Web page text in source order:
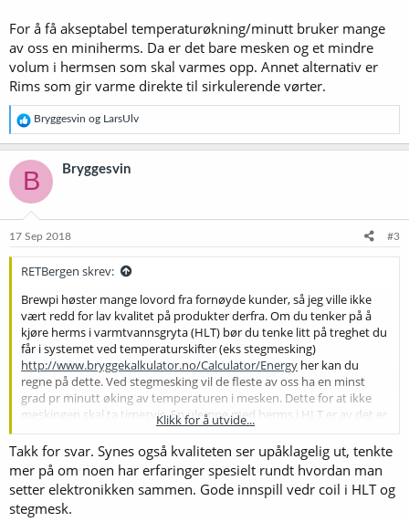
For å få akseptabel temperaturøkning/minutt bruker mange
av oss en miniherms. Da er det bare mesken og et mindre
volum i hermsen som skal varmes opp. Annet alternativ er
Rims som gir varme direkte til sirkulerende vørter.
R
e
a
k
s
j
o
e
Bryggesvin og LarsUlv
B Bryggesvin
17 Sep 2018 #3
RETBergen skrev:
Brewpi høster mange lovord fra fornøyde kunder, så jeg ville ikke
vært redd for lav kvalitet på produkter derfra. Om du tenker på å
kjøre herms i varmtvannsgryta (HLT) bør du tenke litt på treghet du
får i systemet ved temperaturskifter (eks stegmesking)
http://www.bryggekalkulator.no/Calculator/Energy her kan du
regne på dette. Ved stegmesking vil de fleste av oss ha en minst
grad pr minutt øking av temperaturen i mesken. Dette for at ikke
meskingen skal ta timesvis. En ulempe med herms i HLT er av det er
store volum som skal varmes opp og det går tregt dersom du ikke
har brutalt mye varme tilgjengelig. Husk at volumet du varmer opp
er mesken og HLT sammen.
For å få akseptabel temperaturøkning/minutt bruker mange av oss
en miniherms. Da er det bare mesken og et mindre volum i hermsen
Klikk for å utvide...
Takk for svar. Synes også kvaliteten ser upåklagelig ut, tenkte
mer på om noen har erfaringer spesielt rundt hvordan man
setter elektronikken sammen. Gode innspill vedr coil i HLT og
stegmesk.